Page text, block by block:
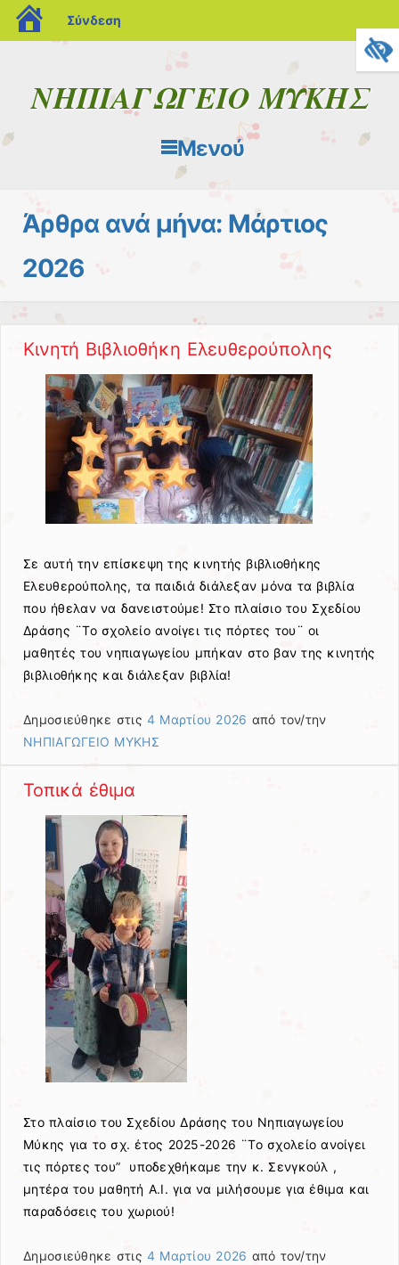
blogs.sch.gr
Σύνδεση
ΝΗΠΙΑΓΩΓΕΙΟ ΜΥΚΗΣ
Μενού
Άρθρα ανά μήνα: Μάρτιος
2026
Κινητή Βιβλιοθήκη Ελευθερούπολης
Σε αυτή την επίσκεψη της κινητής βιβλιοθήκης
Ελευθερούπολης, τα παιδιά διάλεξαν μόνα τα βιβλία
που ήθελαν να δανειστούμε! Στο πλαίσιο του Σχεδίου
Δράσης ¨Το σχολείο ανοίγει τις πόρτες του¨ οι
μαθητές του νηπιαγωγείου μπήκαν στο βαν της κινητής
βιβλιοθήκης και διάλεξαν βιβλία!
Δημοσιεύθηκε στις 4 Μαρτίου 2026 από τον/την
ΝΗΠΙΑΓΩΓΕΙΟ ΜΥΚΗΣ
Τοπικά έθιμα
Στο πλαίσιο του Σχεδίου Δράσης του Νηπιαγωγείου
Μύκης για το σχ. έτος 2025-2026 ¨Το σχολείο ανοίγει
τις πόρτες του” υποδεχθήκαμε την κ. Σενγκούλ ,
μητέρα του μαθητή Α.Ι. για να μιλήσουμε για έθιμα και
παραδόσεις του χωριού!
Δημοσιεύθηκε στις 4 Μαρτίου 2026 από τον/την